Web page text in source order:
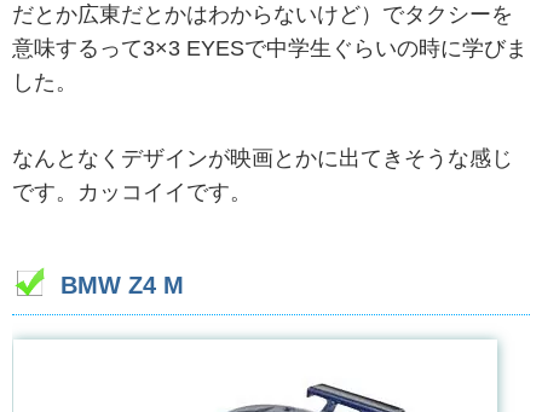
だとか広東だとかはわからないけど）でタクシーを
意味するって3×3 EYESで中学生ぐらいの時に学びま
した。
なんとなくデザインが映画とかに出てきそうな感じ
です。カッコイイです。
BMW Z4 M